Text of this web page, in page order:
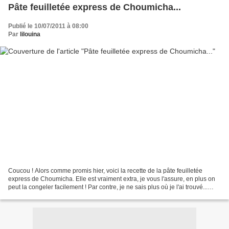
Pâte feuilletée express de Choumicha...
Publié le 10/07/2011 à 08:00
Par lilouina
Coucou ! Alors comme promis hier, voici la recette de la pâte feuilletée
express de Choumicha. Elle est vraiment extra, je vous l'assure, en plus on
peut la congeler facilement ! Par contre, je ne sais plus où je l'ai trouvé...